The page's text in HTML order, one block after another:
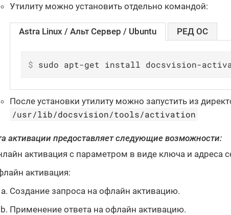
Утилиту можно установить отдельно командой:
Astra Linux / Альт Сервер / Ubuntu РЕД ОС
$ sudo apt-get install docsvision-
После установки утилиту можно запустить из
/usr/lib/docsvision/tools/activation
активации предоставляет следующие возможности:
активация с параметром в виде ключа и адреса
активация:
Создание запроса на офлайн активацию.
Применение ответа на офлайн активацию.